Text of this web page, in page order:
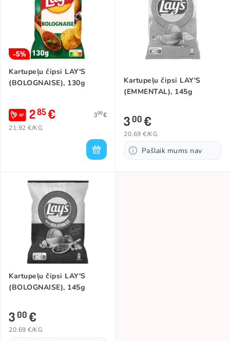
-5%
Kartupeļu čipsi LAY'S
(BOLOGNAISE), 130g
285€ 300€
21.92 €/KG
Kartupeļu čipsi LAY'S
(EMMENTAL), 145g
300€
20.69 €/KG
Pašlaik mums nav
Kartupeļu čipsi LAY'S
(BOLOGNAISE), 145g
300€
20.69 €/KG